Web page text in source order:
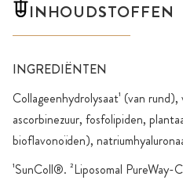
INHOUDSTOFFEN
INGREDIËNTEN
Collageenhydrolysaat¹ (van
ascorbinezuur, fosfolipiden,
bioflavonoïden),
¹SunColl®. ²Liposomal